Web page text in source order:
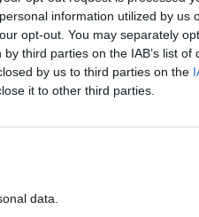
information utilized by us
opt-out. You may separately
third parties on the IAB’s list of
by us to third parties on the
it to other third parties.
data.